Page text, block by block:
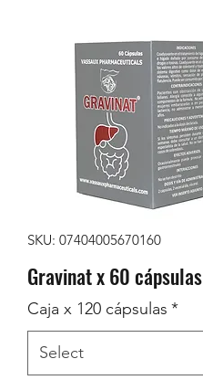
SKU: 07404005670160
Gravinat x 60 cápsulas
Caja x 120 cápsulas *
Select